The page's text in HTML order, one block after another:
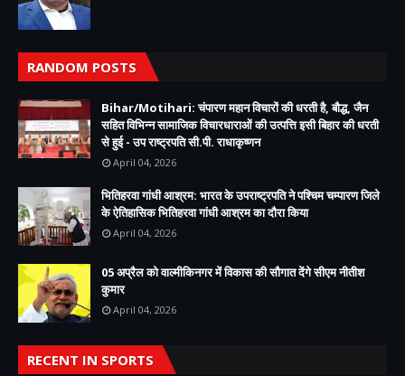
RANDOM POSTS
Bihar/Motihari: चंपारण महान विचारों की धरती है, बौद्ध, जैन
सहित विभिन्न सामाजिक विचारधाराओं की उत्पत्ति इसी बिहार की धरती
से हुई - उप राष्ट्रपति सी.पी. राधाकृष्णन
April 04, 2026
भितिहरवा गांधी आश्रम: भारत के उपराष्ट्रपति ने पश्चिम चम्पारण जिले
के ऐतिहासिक भितिहरवा गांधी आश्रम का दौरा किया
April 04, 2026
05 अप्रैल को वाल्मीकिनगर में विकास की सौगात देंगे सीएम नीतीश
कुमार
April 04, 2026
RECENT IN SPORTS